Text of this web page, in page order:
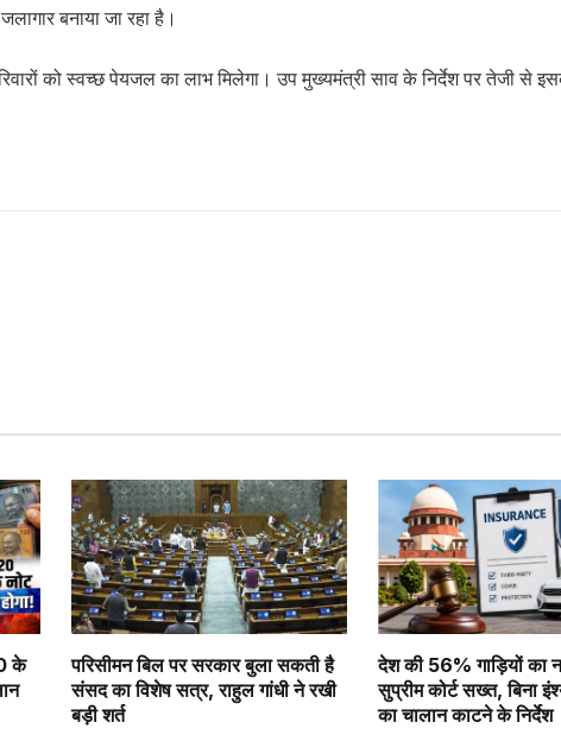
बनाया जा रहा है।
को स्वच्छ पेयजल का लाभ मिलेगा। उप मुख्यमंत्री साव के निर्देश पर तेजी से
के
परिसीमन बिल पर सरकार बुला सकती है
संसद का विशेष सत्र, राहुल गांधी ने रखी
बड़ी शर्त
देश की 56% गाड़ियों का
सुप्रीम कोर्ट सख्त, बिना
का चालान काटने के निर्देश